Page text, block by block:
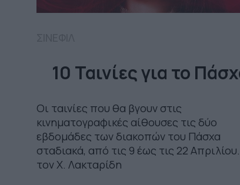
10 Ταινίες για το
Οι ταινίες που θα βγουν στις
κινηματογραφικές αίθουσες τις δύο
εβδομάδες των διακοπών του Πάσχα
σταδιακά, από τις 9 έως τις 22
τον Χ. Λακταρίδη